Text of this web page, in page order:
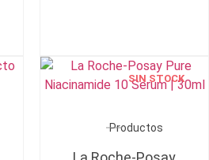
SIN STOCK
Productos